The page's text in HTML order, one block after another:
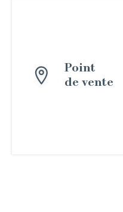
Point
de vente